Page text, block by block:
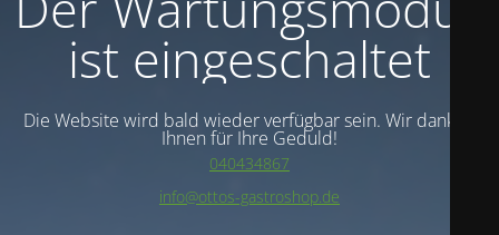
ist eingeschaltet
Die Website wird bald wieder verfügbar sein. Wir danken
Ihnen für Ihre Geduld!
040434867
info@ottos-gastroshop.de